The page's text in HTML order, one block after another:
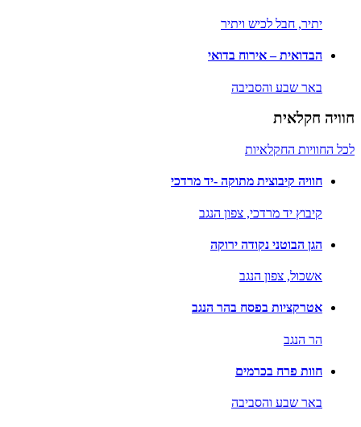
יתיר, חבל לכיש ויתיר
הבדואית – אירוח בדואי
באר שבע והסביבה
חוויה חקלאית
לכל החוויות החקלאיות
חוויה קיבוצית מתוקה -יד מרדכי
קיבוץ יד מרדכי, צפון הנגב
הגן הבוטני נקודה ירוקה
אשכול, צפון הנגב
אטרקציות בפסח בהר הנגב
הר הנגב
חוות פרח בכרמים
באר שבע והסביבה